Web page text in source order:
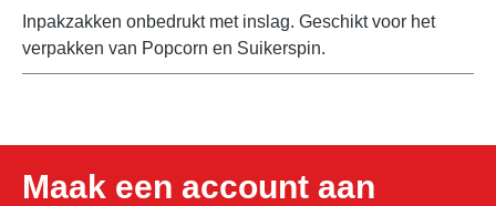
Inpakzakken onbedrukt met inslag. Geschikt voor het
verpakken van Popcorn en Suikerspin.
Maak een account aan